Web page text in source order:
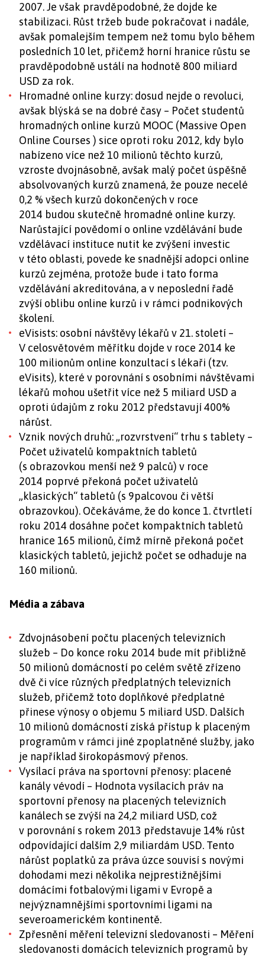
2007. Je však pravděpodobné, že dojde ke
stabilizaci. Růst tržeb bude pokračovat i nadále,
avšak pomalejším tempem než tomu bylo během
posledních 10 let, přičemž horní hranice růstu se
pravděpodobně ustálí na hodnotě 800 miliard
USD za rok.
Hromadné online kurzy: dosud nejde o revoluci,
avšak blýská se na dobré časy – Počet studentů
hromadných online kurzů MOOC (Massive Open
Online Courses ) sice oproti roku 2012, kdy bylo
nabízeno více než 10 milionů těchto kurzů,
vzroste dvojnásobně, avšak malý počet úspěšně
absolvovaných kurzů znamená, že pouze necelé
0,2 % všech kurzů dokončených v roce
2014 budou skutečně hromadné online kurzy.
Narůstající povědomí o online vzdělávání bude
vzdělávací instituce nutit ke zvýšení investic
v této oblasti, povede ke snadnější adopci online
kurzů zejména, protože bude i tato forma
vzdělávání akreditována, a v neposlední řadě
zvýší oblibu online kurzů i v rámci podnikových
školení.
eVisists: osobní návštěvy lékařů v 21. století –
V celosvětovém měřítku dojde v roce 2014 ke
100 milionům online konzultací s lékaři (tzv.
eVisits), které v porovnání s osobními návštěvami
lékařů mohou ušetřit více než 5 miliard USD a
oproti údajům z roku 2012 představují 400%
nárůst.
Vznik nových druhů: „rozvrstvení“ trhu s tablety –
Počet uživatelů kompaktních tabletů
(s obrazovkou menší než 9 palců) v roce
2014 poprvé překoná počet uživatelů
„klasických“ tabletů (s 9palcovou či větší
obrazovkou). Očekáváme, že do konce 1. čtvrtletí
roku 2014 dosáhne počet kompaktních tabletů
hranice 165 milionů, čímž mírně překoná počet
klasických tabletů, jejichž počet se odhaduje na
160 milionů.
Média a zábava
Zdvojnásobení počtu placených televizních
služeb – Do konce roku 2014 bude mít přibližně
50 milionů domácností po celém světě zřízeno
dvě či více různých předplatných televizních
služeb, přičemž toto doplňkové předplatné
přinese výnosy o objemu 5 miliard USD. Dalších
10 milionů domácností získá přístup k placeným
programům v rámci jiné zpoplatněné služby, jako
je například širokopásmový přenos.
Vysílací práva na sportovní přenosy: placené
kanály vévodí – Hodnota vysílacích práv na
sportovní přenosy na placených televizních
kanálech se zvýší na 24,2 miliard USD, což
v porovnání s rokem 2013 představuje 14% růst
odpovídající dalším 2,9 miliardám USD. Tento
nárůst poplatků za práva úzce souvisí s novými
dohodami mezi několika nejprestižnějšími
domácími fotbalovými ligami v Evropě a
nejvýznamnějšími sportovními ligami na
severoamerickém kontinentě.
Zpřesnění měření televizní sledovanosti – Měření
sledovanosti domácích televizních programů by